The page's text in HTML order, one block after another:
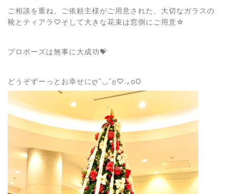
ご相談を重ね、ご依頼主様がご用意された、大切なガラスの
靴とティアラ♡そして大きな花束は窓側にご用意☆
プロポーズは無事に大成功💝
どうぞずーっとお幸せにღ˘◡˘ற♡.｡oO